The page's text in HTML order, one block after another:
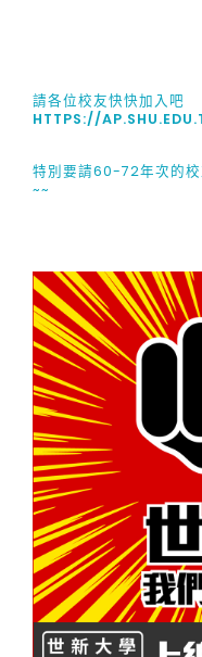
請各位校友快快加入吧
HTTPS://
特別要請60-72年次的
~~